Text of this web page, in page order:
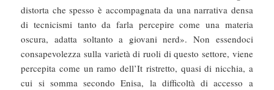
distorta che spesso è accompagnata da una narrativa densa
di tecnicismi tanto da farla percepire come una materia
oscura, adatta soltanto a giovani nerd». Non essendoci
consapevolezza sulla varietà di ruoli di questo settore, viene
percepita come un ramo dell’It ristretto, quasi di nicchia, a
cui si somma secondo Enisa, la difficoltà di accesso a